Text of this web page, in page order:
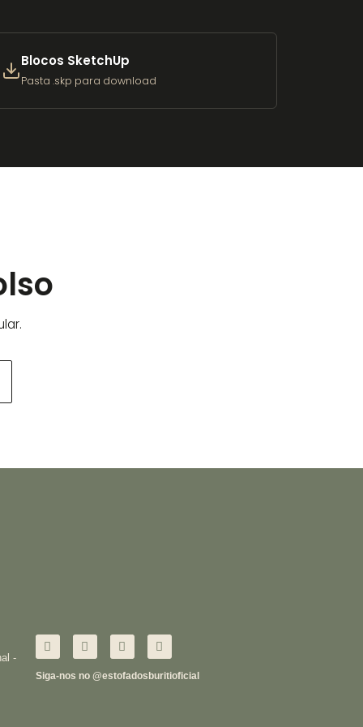
Blocos SketchUp
Pasta .skp para download
-
Siga-nos no @estofadosburitioficial